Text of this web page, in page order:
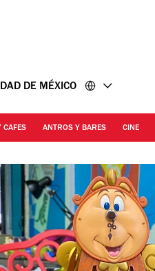
DE MÉXICO
CAFES ANTROS Y BARES CINE